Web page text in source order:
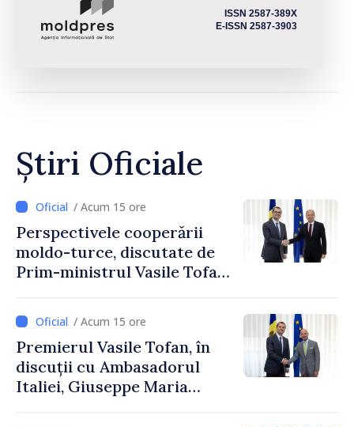
ISSN 2587-389X
E-ISSN 2587-3903
Știri Oficiale
/ Acum 15 ore
Perspectivele cooperării
moldo-turce, discutate de
Prim-ministrul Vasile Tofan
Uygar Mustafa Sertel
/ Acum 15 ore
Premierul Vasile Tofan, în
discuții cu Ambasadorul
Italiei, Giuseppe Maria